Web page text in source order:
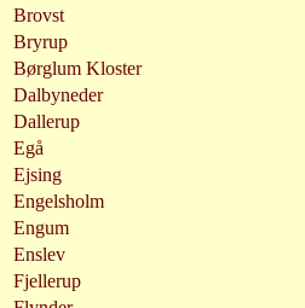
Brovst
Bryrup
Børglum Kloster
Dalbyneder
Dallerup
Egå
Ejsing
Engelsholm
Engum
Enslev
Fjellerup